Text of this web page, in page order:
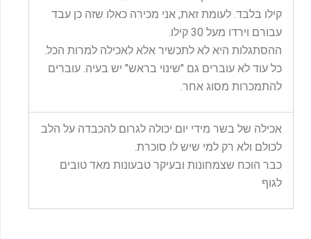
קילו בלבד. לעומת זאת, אני מכירה כאלו שזה כן עבד
עבורם וירדו מעל 30 קילו.
ההסתגלות היא לא לתכשיר אלא לאכילה למרות הכל.
כל עוד לא עוברים גם "שינוי בראש" יש בעיה. עוברים
להתמכרות מסוג אחר.
אכילה של בשר מידי יום יכולה לגרום להכבדה על הלב
לכולם ולא רק למי שיש לו סוכרת.
כבר הוכח שצמחונות ובעיקר טבעונות מאד טובים
לגוף